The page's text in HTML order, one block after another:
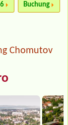
Buchung
Chomutov